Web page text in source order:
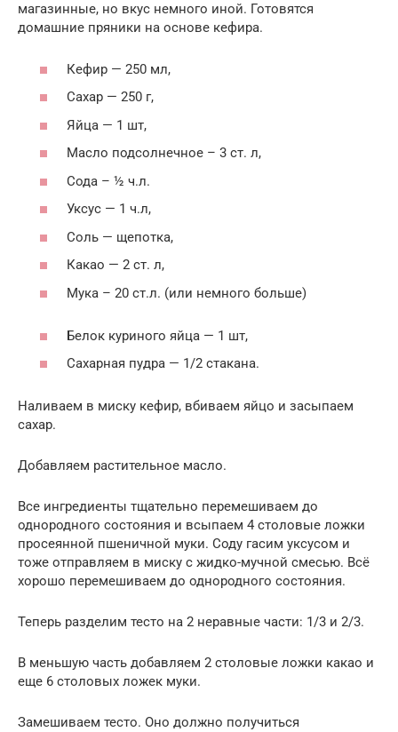
магазинные, но вкус немного иной. Готовятся
домашние пряники на основе кефира.
Кефир — 250 мл,
Сахар — 250 г,
Яйца — 1 шт,
Масло подсолнечное – 3 ст. л,
Сода – ½ ч.л.
Уксус — 1 ч.л,
Соль — щепотка,
Какао — 2 ст. л,
Мука – 20 ст.л. (или немного больше)
Белок куриного яйца — 1 шт,
Сахарная пудра — 1/2 стакана.
Наливаем в миску кефир, вбиваем яйцо и засыпаем
сахар.
Добавляем растительное масло.
Все ингредиенты тщательно перемешиваем до
однородного состояния и всыпаем 4 столовые ложки
просеянной пшеничной муки. Соду гасим уксусом и
тоже отправляем в миску с жидко-мучной смесью. Всё
хорошо перемешиваем до однородного состояния.
Теперь разделим тесто на 2 неравные части: 1/3 и 2/3.
В меньшую часть добавляем 2 столовые ложки какао и
еще 6 столовых ложек муки.
Замешиваем тесто. Оно должно получиться